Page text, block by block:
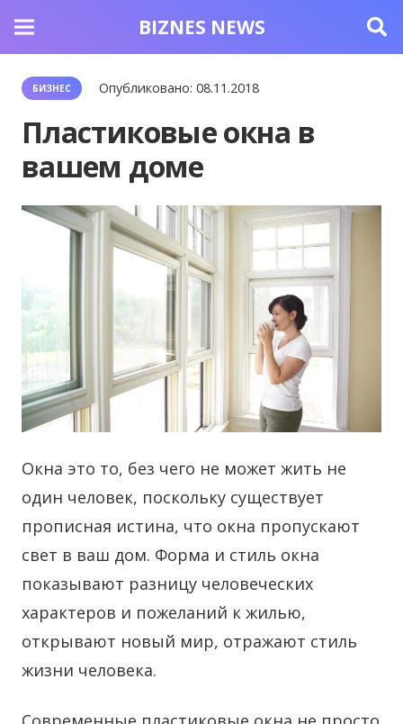
BIZNES NEWS
БИЗНЕС Опубликовано:08.11.2018
Пластиковые окна в
вашем доме
Окна это то, без чего не может жить не
один человек, поскольку существует
прописная истина, что окна пропускают
свет в ваш дом. Форма и стиль окна
показывают разницу человеческих
характеров и пожеланий к жилью,
открывают новый мир, отражают стиль
жизни человека.